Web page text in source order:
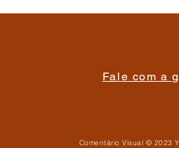
Fale com a
Comentário Visual © 2023